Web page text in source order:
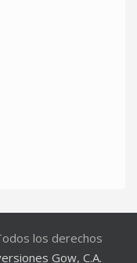
los derechos
Gow, C.A.